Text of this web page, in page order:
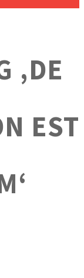
‚DE
EST